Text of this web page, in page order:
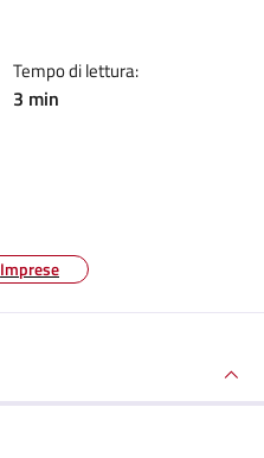
Tempo di lettura:
3 min
Imprese